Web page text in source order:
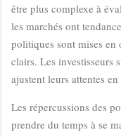
être plus complexe à
les marchés ont
politiques sont mises
clairs. Les investisseurs
ajustent leurs attentes
Les répercussions des
prendre du temps à se